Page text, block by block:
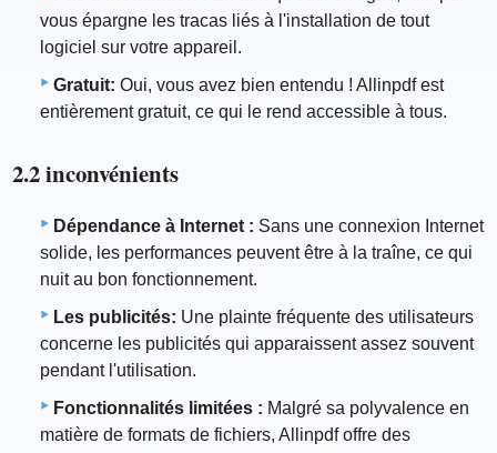
vous épargne les tracas liés à l'installation de tout
logiciel sur votre appareil.
Gratuit: Oui, vous avez bien entendu ! Allinpdf est
entièrement gratuit, ce qui le rend accessible à tous.
2.2 inconvénients
Dépendance à Internet : Sans une connexion Internet
solide, les performances peuvent être à la traîne, ce qui
nuit au bon fonctionnement.
Les publicités: Une plainte fréquente des utilisateurs
concerne les publicités qui apparaissent assez souvent
pendant l'utilisation.
Fonctionnalités limitées : Malgré sa polyvalence en
matière de formats de fichiers, Allinpdf offre des